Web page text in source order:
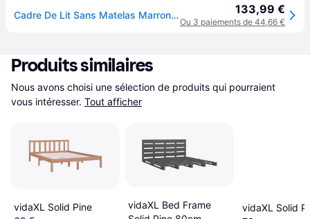
Cadre De Lit Sans Matelas Marron Miel Bois Massif Vidaxl 133,99 €
Ou 3 paiements de 44,66 €
Produits similaires
Nous avons choisi une sélection de produits qui pourraient
vous intéresser. Tout afficher
vidaXL Solid Pine
vidaXL Bed Frame
vidaXL Solid